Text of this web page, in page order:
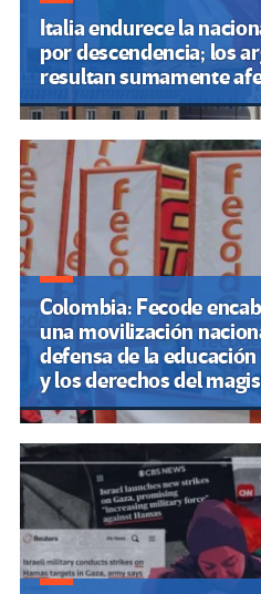
Italia endurece la
por descendencia; los
resultan sumamente
Colombia: Fecode
una movilización
defensa de la
y los derechos del